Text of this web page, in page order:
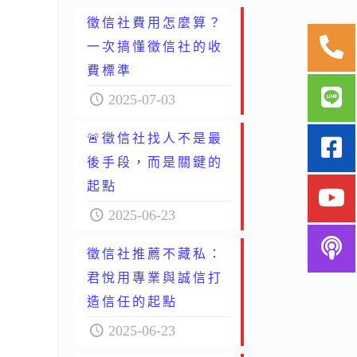
徵信社費用怎麼算？
一次搞懂徵信社的收
費標準
2025-07-03
🚨徵信社找人不是最
後手段，而是關鍵的
起點
2025-06-23
徵信社推薦不藏私：
君悅用專業與誠信打
造信任的起點
2025-06-23